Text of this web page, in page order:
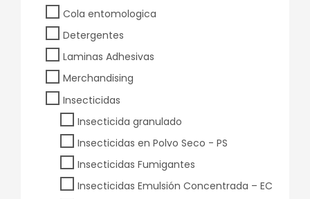
Cola entomologica
Detergentes
Laminas Adhesivas
Merchandising
Insecticidas
Insecticida granulado
Insecticidas en Polvo Seco - PS
Insecticidas Fumigantes
Insecticidas Emulsión Concentrada – EC